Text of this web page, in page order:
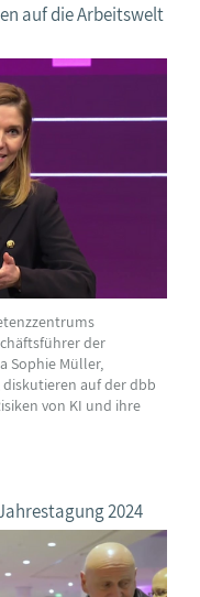
auf die Arbeitswelt
der
Sophie Müller,
diskutieren auf der dbb
von KI und ihre
2024